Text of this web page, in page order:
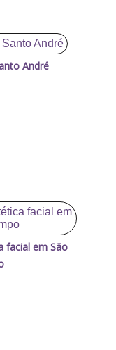
André
facial em São